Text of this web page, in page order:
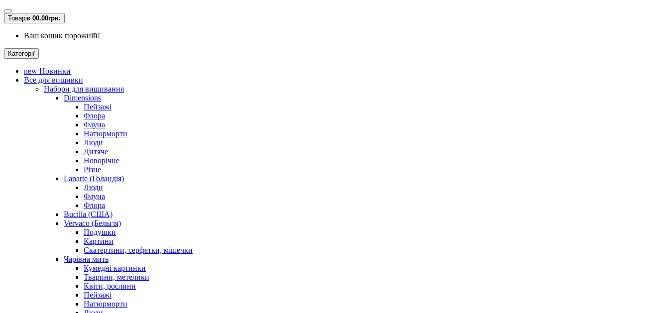
Товарів 00.00грн.
Ваш кошик порожній!
Категорії
new Новинки
Все для вишивки
Набори для вишивання
Dimensions
Пейзажі
Флора
Фауна
Натюрморти
Люди
Дитяче
Новорічне
Різне
Lanarte (Голандія)
Люди
Фауна
Флора
Bucilla (США)
Vervaco (Бельгія)
Подушки
Картини
Скатертини, серфетки, мішечки
Чарiвна мить
Кумедні картинки
Тварини, метелики
Квіти, рослини
Пейзажі
Натюрморти